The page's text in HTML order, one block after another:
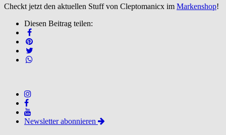
Checkt jetzt den aktuellen Stuff von Cleptomanicx im Markenshop!
Diesen Beitrag teilen:
Newsletter abonnieren